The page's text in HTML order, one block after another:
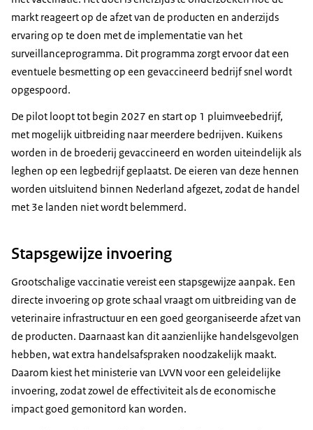
markt reageert op de afzet van de producten en anderzijds
ervaring op te doen met de implementatie van het
surveillanceprogramma. Dit programma zorgt ervoor dat een
eventuele besmetting op een gevaccineerd bedrijf snel wordt
opgespoord.
De pilot loopt tot begin 2027 en start op 1 pluimveebedrijf,
met mogelijk uitbreiding naar meerdere bedrijven. Kuikens
worden in de broederij gevaccineerd en worden uiteindelijk als
leghen op een legbedrijf geplaatst. De eieren van deze hennen
worden uitsluitend binnen Nederland afgezet, zodat de handel
met 3e landen niet wordt belemmerd.
Stapsgewijze invoering
Grootschalige vaccinatie vereist een stapsgewijze aanpak. Een
directe invoering op grote schaal vraagt om uitbreiding van de
veterinaire infrastructuur en een goed georganiseerde afzet van
de producten. Daarnaast kan dit aanzienlijke handelsgevolgen
hebben, wat extra handelsafspraken noodzakelijk maakt.
Daarom kiest het ministerie van LVVN voor een geleidelijke
invoering, zodat zowel de effectiviteit als de economische
impact goed gemonitord kan worden.